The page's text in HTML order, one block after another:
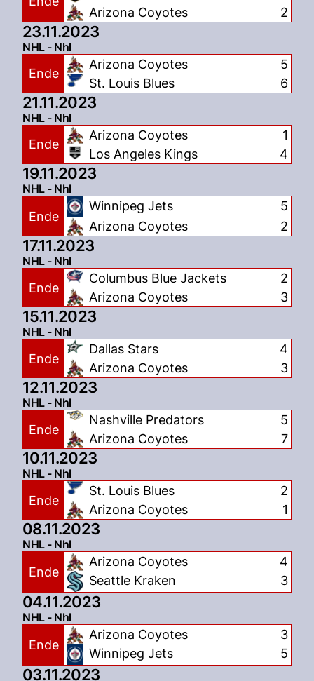
Arizona Coyotes 2
23.11.2023
NHL - Nhl
Ende
Arizona Coyotes
St. Louis Blues
5
6
21.11.2023
NHL - Nhl
Ende
Arizona Coyotes
Los Angeles Kings
1
4
19.11.2023
NHL - Nhl
Ende
Winnipeg Jets
Arizona Coyotes
5
2
17.11.2023
NHL - Nhl
Ende
Columbus Blue Jackets
Arizona Coyotes
2
3
15.11.2023
NHL - Nhl
Ende
Dallas Stars
Arizona Coyotes
4
3
12.11.2023
NHL - Nhl
Ende
Nashville Predators
Arizona Coyotes
5
7
10.11.2023
NHL - Nhl
Ende
St. Louis Blues
Arizona Coyotes
2
1
08.11.2023
NHL - Nhl
Ende
Arizona Coyotes
Seattle Kraken
4
3
04.11.2023
NHL - Nhl
Ende
Arizona Coyotes
Winnipeg Jets
3
5
03.11.2023